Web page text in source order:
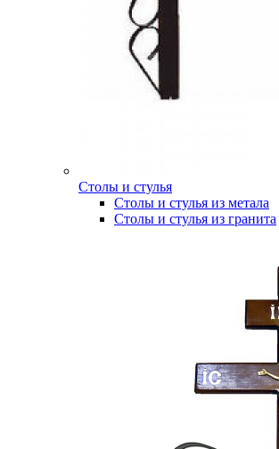
Столы и стулья
Столы и стулья из метала
Столы и стулья из гранита